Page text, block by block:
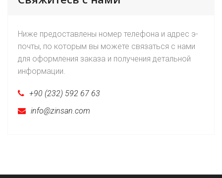
Ниже предоставлены номер телефона и адрес э-
почты, по которым вы можете связаться с нами
для оформления заказа и получения детальной
информации.
+90 (232) 592 67 63
info@zinsan.com